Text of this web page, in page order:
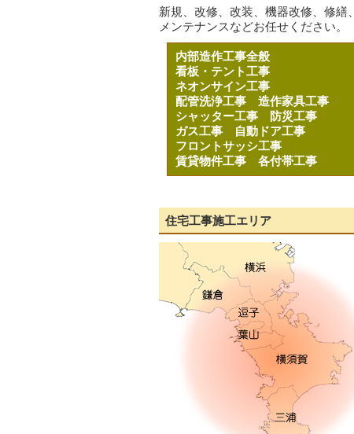
新規、改修、改装、機器改修、修繕、
メンテナンスなどお任せください。
内部造作工事全般
看板・テント工事
ネオンサイン工事
配管洗浄工事 造作家具工事
シャッター工事
防災工事
ガス工事
自動ドア工事
フロントサッシ工事
賃貸物件工事 各付帯工事
住宅工事施工エリア